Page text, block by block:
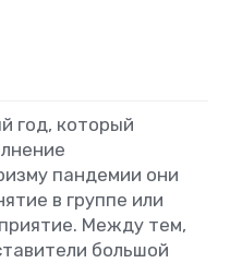
год, который
пандемии они
в группе или
Между тем,
большой